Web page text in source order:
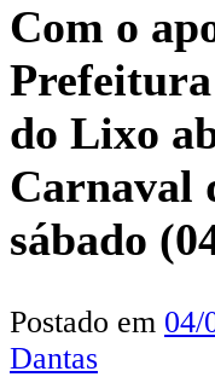
Com o
do Lixo
Carnaval
sábado
Postado em 04/
Dantas